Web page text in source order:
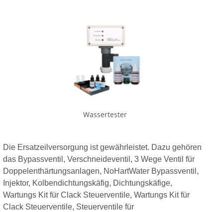
Wassertester
Die Ersatzeilversorgung ist gewährleistet. Dazu gehören
das Bypassventil, Verschneideventil, 3 Wege Ventil für
Doppelenthärtungsanlagen, NoHartWater Bypassventil,
Injektor, Kolbendichtungskäfig, Dichtungskäfige,
Wartungs Kit für Clack Steuerventile, Wartungs Kit für
Clack Steuerventile, Steuerventile für